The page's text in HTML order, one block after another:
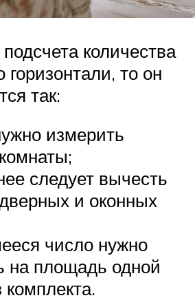
количества
то он
так:
измерить
следует вычесть
и оконных
число нужно
на площадь одной